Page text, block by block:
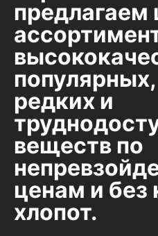
редких и
веществ по
ценам и без
хлопот.